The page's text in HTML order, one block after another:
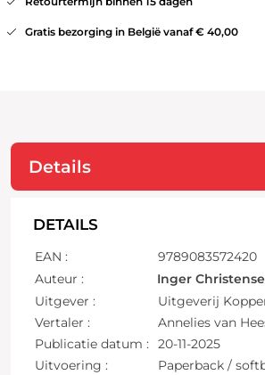
Gratis bezorging in België vanaf € 40,00
Details
DETAILS
EAN :
9789083572420
Auteur :
Inger
Uitgever :
Uitgeverij
Vertaler :
Annelies van
Publicatie datum :
20-11-2025
Uitvoering :
Paperback /